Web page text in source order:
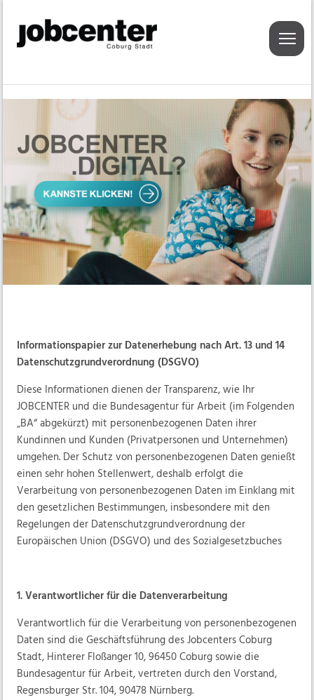
Menu
Geldleistung
Regelbedarf, Mehrbedarf und
einmalige Leistungen
Leistungen der Unterkunft und
Heizung
Einkommen und Vermögen
Bildungs- und Teilhabepaket
Arbeitsvermittlung
Aufgaben der Arbeitsvermittlung
Unter 25 Jährige
Fördermöglichkeiten
Fallmanagement
Chancengleichheit
Für Arbeitgeber
Downloads
Links
Kontakt
Informationspapier zur Datenerhebung nach Art. 13 und 14
Datenschutzgrundverordnung (DSGVO)
Diese Informationen dienen der Transparenz, wie Ihr
JOBCENTER und die Bundesagentur für Arbeit (im Folgenden
„BA“ abgekürzt) mit personenbezogenen Daten ihrer
Kundinnen und Kunden (Privatpersonen und Unternehmen)
umgehen. Der Schutz von personenbezogenen Daten genießt
einen sehr hohen Stellenwert, deshalb erfolgt die
Verarbeitung von personenbezogenen Daten im Einklang mit
den gesetzlichen Bestimmungen, insbesondere mit den
Regelungen der Datenschutzgrundverordnung der
Europäischen Union (DSGVO) und des Sozialgesetzbuches
1. Verantwortlicher für die Datenverarbeitung
Verantwortlich für die Verarbeitung von personenbezogenen
Daten sind die Geschäftsführung des Jobcenters Coburg
Stadt, Hinterer Floßanger 10, 96450 Coburg sowie die
Bundesagentur für Arbeit, vertreten durch den Vorstand,
Regensburger Str. 104, 90478 Nürnberg.